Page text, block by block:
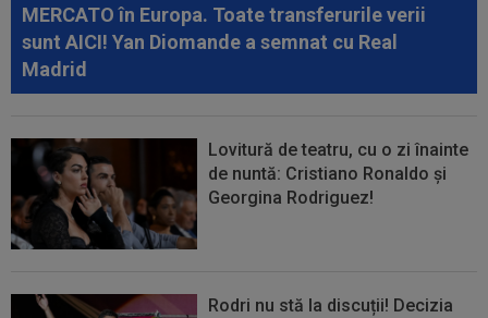
MERCATO în Europa. Toate transferurile verii
sunt AICI! Yan Diomande a semnat cu Real
Madrid
Lovitură de teatru, cu o zi înainte
de nuntă: Cristiano Ronaldo și
Georgina Rodriguez!
Rodri nu stă la discuții! Decizia